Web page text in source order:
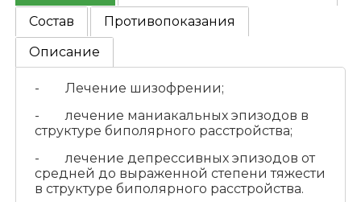
Состав
Противопоказания
Описание
- Лечение шизофрении;
- лечение маниакальных эпизодов в
структуре биполярного расстройства;
- лечение депрессивных эпизодов от
средней до выраженной степени тяжести
в структуре биполярного расстройства.